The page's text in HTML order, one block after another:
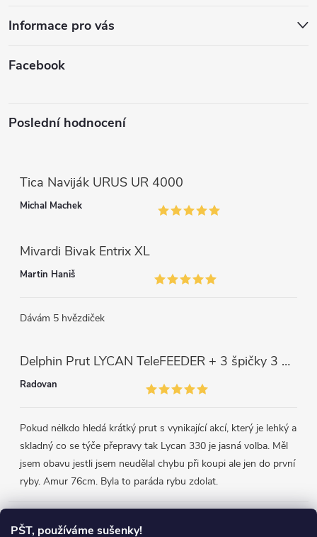
PŠT, používáme sušenky!
y
v
p
s
u
Informace pro vás
Facebook
Poslední hodnocení
Tica Naviják URUS UR 4000
Michal Machek
Mivardi Bivak Entrix XL
Martin Haniš
Dávám 5 hvězdiček
Delphin Prut LYCAN TeleFEEDER + 3 špičky 3 m, 80 g
Radovan
Pokud nėlkdo hledá krátký prut s vynikající akcí, který je lehký a
skladný co se týče přepravy tak Lycan 330 je jasná volba. Měl
jsem obavu jestli jsem neudělal chybu při koupi ale jen do první
ryby. Amur 76cm. Byla to paráda rybu zdolat.
Přijímáme online platby